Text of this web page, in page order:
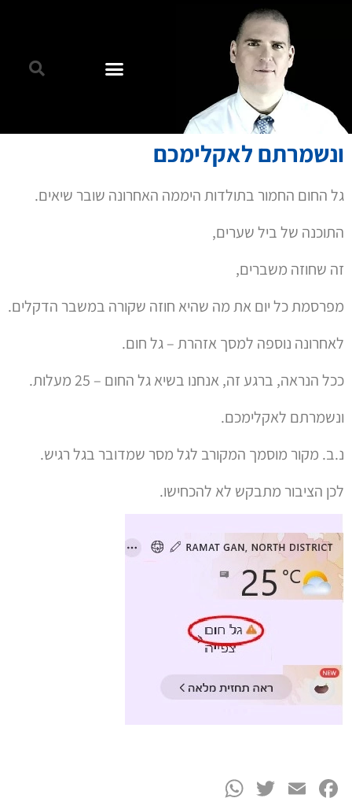
ונשמרתם לאקלימכם
גל החום החמור בתולדות היממה האחרונה שובר שיאים.
התוכנה של ביל שערים,
זה שחוזה משברים,
מפרסמת כל יום את מה שהיא חוזה שקורה במשבר הדקלים.
לאחרונה נוספה למסך אזהרת – גל חום.
ככל הנראה, ברגע זה, אנחנו בשיא גל החום – 25 מעלות.
ונשמרתם לאקלימכם.
נ.ב. מקור מוסמך המקורב לגל מסר שמדובר בגל רגיש.
לכן הציבור מתבקש לא להכחישו.
Facebook
Email
Twitter